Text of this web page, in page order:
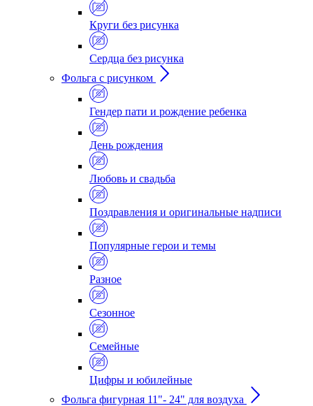
Круги без рисунка
Сердца без рисунка
Фольга с рисунком
Гендер пати и рождение ребенка
День рождения
Любовь и свадьба
Поздравления и оригинальные надписи
Популярные герои и темы
Разное
Сезонное
Семейные
Цифры и юбилейные
Фольга фигурная 11"- 24" для воздуха